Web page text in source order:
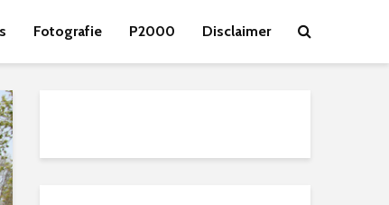
Fotografie P2000 Disclaimer